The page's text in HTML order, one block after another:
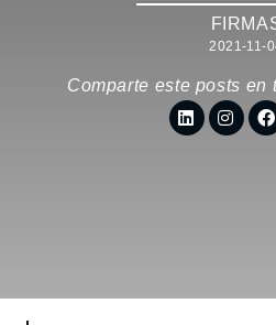
2021-11-
Comparte este posts en